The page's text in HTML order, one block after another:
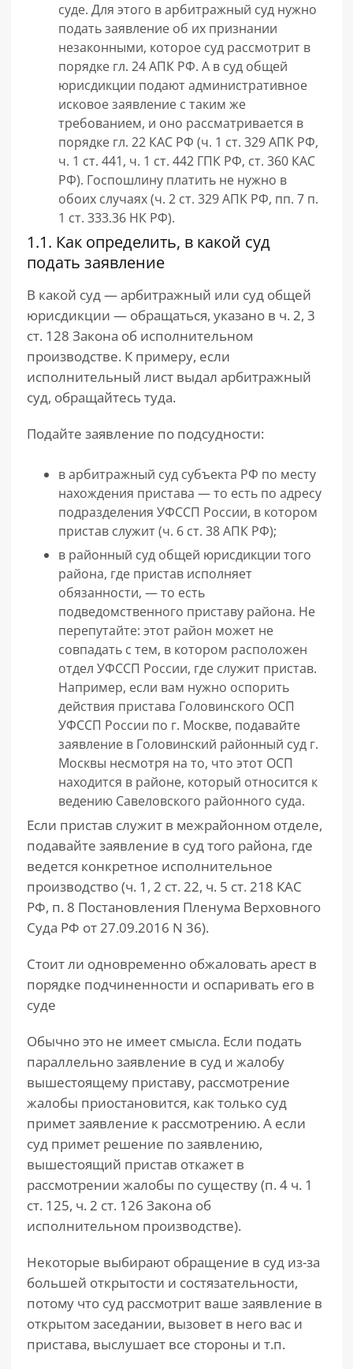
суде. Для этого в арбитражный суд нужно
подать заявление об их признании
незаконными, которое суд рассмотрит в
порядке гл. 24 АПК РФ. А в суд общей
юрисдикции подают административное
исковое заявление с таким же
требованием, и оно рассматривается в
порядке гл. 22 КАС РФ (ч. 1 ст. 329 АПК РФ,
ч. 1 ст. 441, ч. 1 ст. 442 ГПК РФ, ст. 360 КАС
РФ). Госпошлину платить не нужно в
обоих случаях (ч. 2 ст. 329 АПК РФ, пп. 7 п.
1 ст. 333.36 НК РФ).
1.1. Как определить, в какой суд
подать заявление
В какой суд — арбитражный или суд общей
юрисдикции — обращаться, указано в ч. 2, 3
ст. 128 Закона об исполнительном
производстве. К примеру, если
исполнительный лист выдал арбитражный
суд, обращайтесь туда.
Подайте заявление по подсудности:
в арбитражный суд субъекта РФ по месту
нахождения пристава — то есть по адресу
подразделения УФССП России, в котором
пристав служит (ч. 6 ст. 38 АПК РФ);
в районный суд общей юрисдикции того
района, где пристав исполняет
обязанности, — то есть
подведомственного приставу района. Не
перепутайте: этот район может не
совпадать с тем, в котором расположен
отдел УФССП России, где служит пристав.
Например, если вам нужно оспорить
действия пристава Головинского ОСП
УФССП России по г. Москве, подавайте
заявление в Головинский районный суд г.
Москвы несмотря на то, что этот ОСП
находится в районе, который относится к
ведению Савеловского районного суда.
Если пристав служит в межрайонном отделе,
подавайте заявление в суд того района, где
ведется конкретное исполнительное
производство (ч. 1, 2 ст. 22, ч. 5 ст. 218 КАС
РФ, п. 8 Постановления Пленума Верховного
Суда РФ от 27.09.2016 N 36).
Стоит ли одновременно обжаловать арест в
порядке подчиненности и оспаривать его в
суде
Обычно это не имеет смысла. Если подать
параллельно заявление в суд и жалобу
вышестоящему приставу, рассмотрение
жалобы приостановится, как только суд
примет заявление к рассмотрению. А если
суд примет решение по заявлению,
вышестоящий пристав откажет в
рассмотрении жалобы по существу (п. 4 ч. 1
ст. 125, ч. 2 ст. 126 Закона об
исполнительном производстве).
Некоторые выбирают обращение в суд из-за
большей открытости и состязательности,
потому что суд рассмотрит ваше заявление в
открытом заседании, вызовет в него вас и
пристава, выслушает все стороны и т.п.